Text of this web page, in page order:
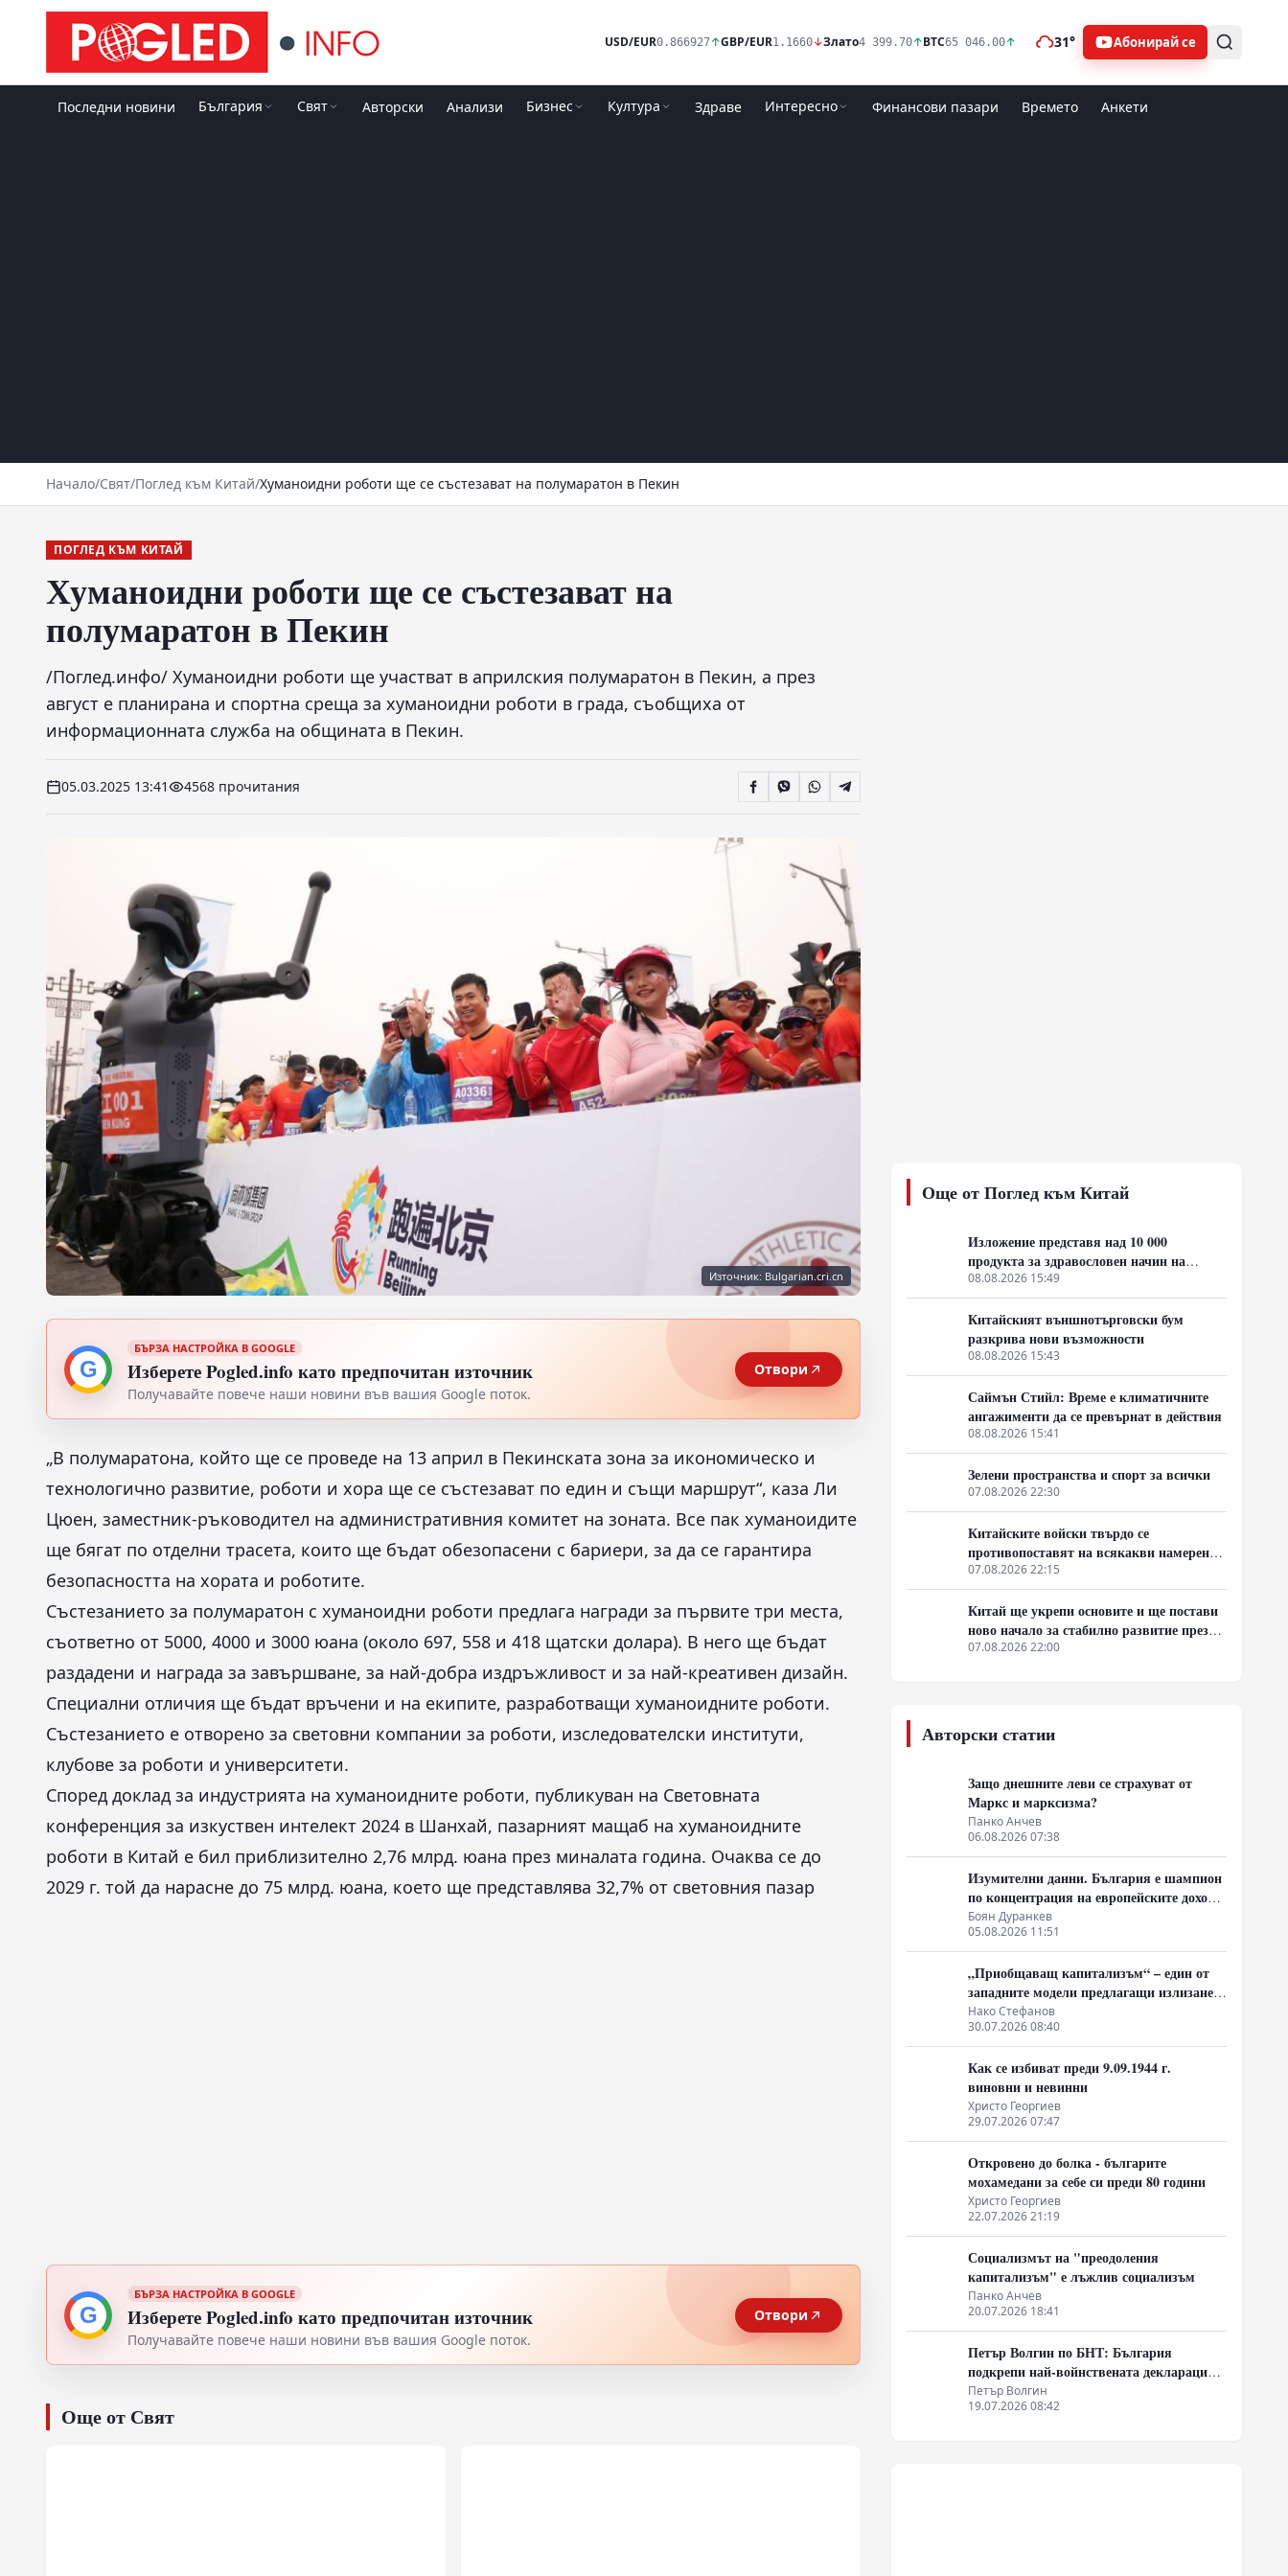
USD/EUR0.866927↑GBP/EUR1.1660↓Злато4 399.70↑BTC65 046.00↑ 31° Абонирай се
Последни новини България Свят Авторски Анализи Бизнес Култура Здраве Интересно Финансови пазари Времето Анкети
Начало/Свят/Поглед към Китай/Хуманоидни роботи ще се състезават на полумаратон в Пекин
ПОГЛЕД КЪМ КИТАЙ
Хуманоидни роботи ще се състезават на
полумаратон в Пекин
/Поглед.инфо/ Хуманоидни роботи ще участват в априлския полумаратон в Пекин, а през
август е планирана и спортна среща за хуманоидни роботи в града, съобщиха от
информационната служба на общината в Пекин.
05.03.2025 13:41 4568 прочитания
Източник: Bulgarian.cri.cn
G
БЪРЗА НАСТРОЙКА В GOOGLE
Изберете Pogled.info като предпочитан източник
Получавайте повече наши новини във вашия Google поток.
Отвори
„В полумаратона, който ще се проведе на 13 април в Пекинската зона за икономическо и
технологично развитие, роботи и хора ще се състезават по един и същи маршрут“, каза Ли
Цюен, заместник-ръководител на административния комитет на зоната. Все пак хуманоидите
ще бягат по отделни трасета, които ще бъдат обезопасени с бариери, за да се гарантира
безопасността на хората и роботите.
Състезанието за полумаратон с хуманоидни роботи предлага награди за първите три места,
съответно от 5000, 4000 и 3000 юана (около 697, 558 и 418 щатски долара). В него ще бъдат
раздадени и награда за завършване, за най-добра издръжливост и за най-креативен дизайн.
Специални отличия ще бъдат връчени и на екипите, разработващи хуманоидните роботи.
Състезанието е отворено за световни компании за роботи, изследователски институти,
клубове за роботи и университети.
Според доклад за индустрията на хуманоидните роботи, публикуван на Световната
конференция за изкуствен интелект 2024 в Шанхай, пазарният мащаб на хуманоидните
роботи в Китай е бил приблизително 2,76 млрд. юана през миналата година. Очаква се до
2029 г. той да нарасне до 75 млрд. юана, което ще представлява 32,7% от световния пазар
G
БЪРЗА НАСТРОЙКА В GOOGLE
Изберете Pogled.info като предпочитан източник
Получавайте повече наши новини във вашия Google поток.
Отвори
Още от Свят
Още от Поглед към Китай
Изложение представя над 10 000
продукта за здравословен начин на
живот от Гуандун и Макао
08.08.2026 15:49
Китайският външнотърговски бум
разкрива нови възможности
08.08.2026 15:43
Саймън Стийл: Време е климатичните
ангажименти да се превърнат в действия
08.08.2026 15:41
Зелени пространства и спорт за всички
07.08.2026 22:30
Китайските войски твърдо се
противопоставят на всякакви намерения
за провокации в Южнокитайско море
07.08.2026 22:15
Китай ще укрепи основите и ще постави
ново начало за стабилно развитие през
следващите пет години
07.08.2026 22:00
Авторски статии
Защо днешните леви се страхуват от
Маркс и марксизма?
Панко Анчев
06.08.2026 07:38
Изумителни данни. България е шампион
по концентрация на европейските доходи
в ръцете на най-богатия 1%, надминава
и САЩ
Боян Дуранкев
05.08.2026 11:51
„Приобщаващ капитализъм“ – един от
западните модели предлагащи излизане
от системата на неолиберализма
Нако Стефанов
30.07.2026 08:40
Как се избиват преди 9.09.1944 г.
виновни и невинни
Христо Георгиев
29.07.2026 07:47
Откровено до болка - българите
мохамедани за себе си преди 80 години
Христо Георгиев
22.07.2026 21:19
Социализмът на "преодоления
капитализъм" е лъжлив социализъм
Панко Анчев
20.07.2026 18:41
Петър Волгин по БНТ: България
подкрепи най-войнствената декларация,
която някога съм чел
Петър Волгин
19.07.2026 08:42